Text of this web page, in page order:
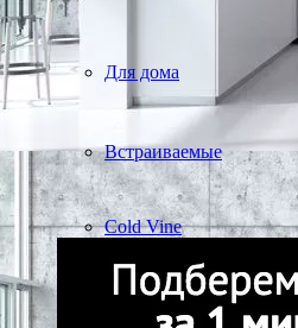
Для дома
Встраиваемые
Cold Vine